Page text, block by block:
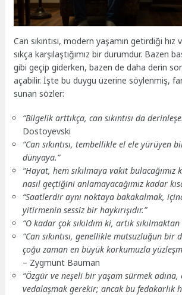
Can sıkıntısı, modern yaşamın getirdiği
sıkça karşılaştığımız bir durumdur. Bazen
gibi geçip giderken, bazen de daha derin
açabilir. İşte bu duygu üzerine söylenmiş,
sunan sözler:
“Bilgelik arttıkça, can sıkıntısı da
Dostoyevski
“Can sıkıntısı, tembellikle el ele yürüyen
dünyaya.”
“Hayat, hem sıkılmaya vakit
nasıl geçtiğini anlamayacağımız kadar
“Saatlerdir aynı noktaya bakakalmak,
yitirmenin sessiz bir haykırışıdır.”
“O kadar çok sıkıldım ki, artık
“Can sıkıntısı, genellikle mutsuzluğun bir
çoğu zaman en büyük korkumuzla
– Zygmunt Bauman
“Özgür ve neşeli bir yaşam sürmek adına,
vedalaşmak gerekir; ancak bu fedakarlık